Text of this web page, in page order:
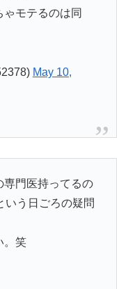
モテるのは同
May 10,
専門医持ってるの
う日ごろの疑問
。笑